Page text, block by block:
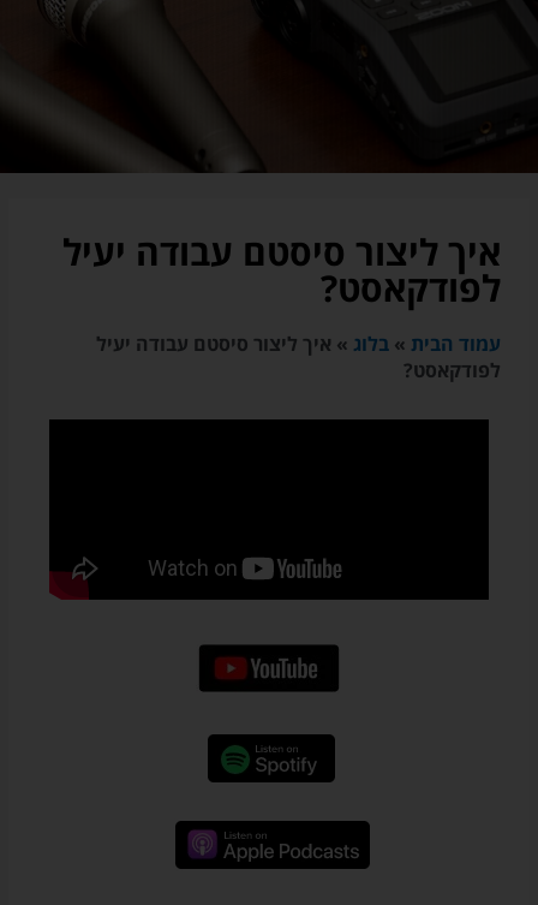
איך ליצור סיסטם עבודה יעיל
לפודקאסט?
עמוד הבית »בלוג » איך ליצור סיסטם עבודה יעיל
לפודקאסט?